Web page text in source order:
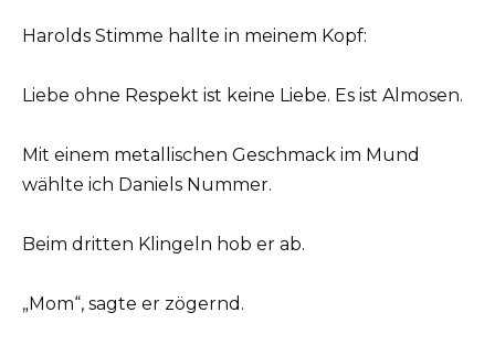
Harolds Stimme hallte in meinem Kopf:
Liebe ohne Respekt ist keine Liebe. Es ist Almosen.
Mit einem metallischen Geschmack im Mund
wählte ich Daniels Nummer.
Beim dritten Klingeln hob er ab.
„Mom“, sagte er zögernd.